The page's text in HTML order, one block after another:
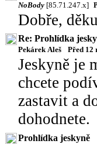
NoBody [85.71.247.x]
Dobře,
Re: Prohlídka
Pekárek Aleš Před 12
Jeskyně je
chcete
zastavit a
dohodnete.
Prohlídka jeskyně